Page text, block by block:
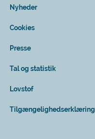
Nyheder
Cookies
Presse
Tal og statistik
Lovstof
Tilgængelighedserklæring